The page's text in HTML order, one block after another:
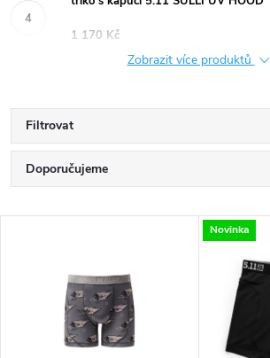
1 170 Kč
Zobrazit více produktů
Filtrovat
Ř
a
Doporučujeme
Nejprodávanější
Abecedně
Novinka